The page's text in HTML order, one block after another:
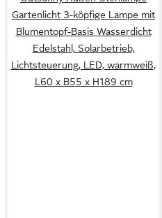
Gartenlicht 3-köpfige Lampe mit
Blumentopf-Basis Wasserdicht
Edelstahl, Solarbetrieb,
Lichtsteuerung, LED, warmweiß,
L60 x B55 x H189 cm